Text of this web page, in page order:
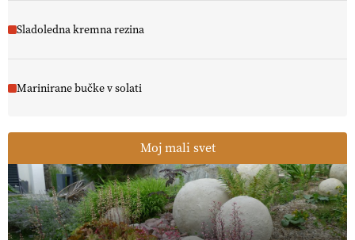
Sladoledna kremna rezina
Marinirane bučke v solati
Moj mali svet